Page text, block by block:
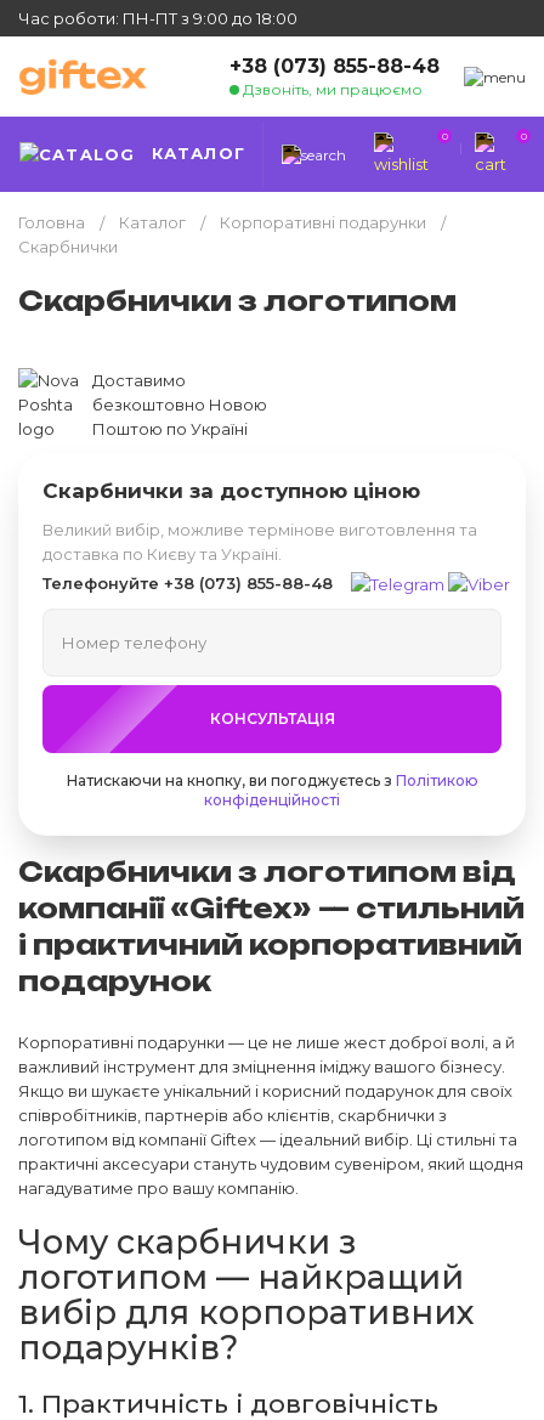
Час роботи: ПН-ПТ з 9:00 до 18:00
+38 (073) 855-88-48
Дзвоніть, ми працюємо
КАТАЛОГ
0 0
Головна Каталог
Корпоративні подарунки
Скарбнички
Скарбнички з логотипом
Доставимо
безкоштовно Новою
Поштою по Україні
Скарбнички за доступною ціною
Великий вибір, можливе термінове виготовлення та
доставка по Києву та Україні.
Телефонуйте +38 (073) 855-88-48
КОНСУЛЬТАЦІЯ
Натискаючи на кнопку, ви погоджуєтесь з Політикою
конфіденційності
Скарбнички з логотипом від
компанії «Giftex» — стильний
і практичний корпоративний
подарунок
Корпоративні подарунки — це не лише жест доброї волі, а й
важливий інструмент для зміцнення іміджу вашого бізнесу.
Якщо ви шукаєте унікальний і корисний подарунок для своїх
співробітників, партнерів або клієнтів, скарбнички з
логотипом від компанії Giftex — ідеальний вибір. Ці стильні та
практичні аксесуари стануть чудовим сувеніром, який щодня
нагадуватиме про вашу компанію.
Чому скарбнички з
логотипом — найкращий
вибір для корпоративних
подарунків?
1. Практичність і довговічність